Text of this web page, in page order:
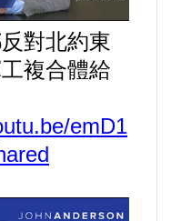
對北約東
複合體給
emD1